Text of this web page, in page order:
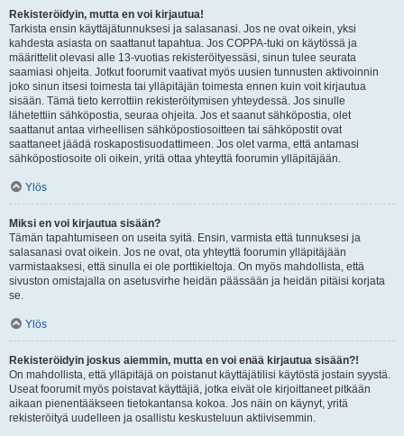
Rekisteröidyin, mutta en voi kirjautua!
Tarkista ensin käyttäjätunnuksesi ja salasanasi. Jos ne ovat oikein, yksi
kahdesta asiasta on saattanut tapahtua. Jos COPPA-tuki on käytössä ja
määrittelit olevasi alle 13-vuotias rekisteröityessäsi, sinun tulee seurata
saamiasi ohjeita. Jotkut foorumit vaativat myös uusien tunnusten aktivoinnin
joko sinun itsesi toimesta tai ylläpitäjän toimesta ennen kuin voit kirjautua
sisään. Tämä tieto kerrottiin rekisteröitymisen yhteydessä. Jos sinulle
lähetettiin sähköpostia, seuraa ohjeita. Jos et saanut sähköpostia, olet
saattanut antaa virheellisen sähköpostiosoitteen tai sähköpostit ovat
saattaneet jäädä roskapostisuodattimeen. Jos olet varma, että antamasi
sähköpostiosoite oli oikein, yritä ottaa yhteyttä foorumin ylläpitäjään.
Ylös
Miksi en voi kirjautua sisään?
Tämän tapahtumiseen on useita syitä. Ensin, varmista että tunnuksesi ja
salasanasi ovat oikein. Jos ne ovat, ota yhteyttä foorumin ylläpitäjään
varmistaaksesi, että sinulla ei ole porttikieltoja. On myös mahdollista, että
sivuston omistajalla on asetusvirhe heidän päässään ja heidän pitäisi korjata
se.
Ylös
Rekisteröidyin joskus aiemmin, mutta en voi enää kirjautua sisään?!
On mahdollista, että ylläpitäjä on poistanut käyttäjätilisi käytöstä jostain syystä.
Useat foorumit myös poistavat käyttäjiä, jotka eivät ole kirjoittaneet pitkään
aikaan pienentääkseen tietokantansa kokoa. Jos näin on käynyt, yritä
rekisteröityä uudelleen ja osallistu keskusteluun aktiivisemmin.